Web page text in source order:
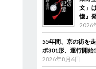
文」
憶』
2026
55年間、京の街を
ボ301形、運行開始
2026年8月6日